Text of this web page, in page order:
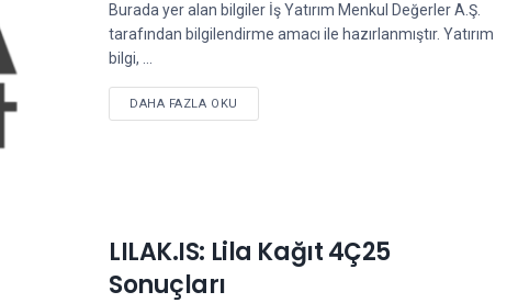
Burada yer alan bilgiler İş Yatırım Menkul Değerler A.Ş.
tarafından bilgilendirme amacı ile hazırlanmıştır. Yatırım
bilgi, ...
DAHA FAZLA OKU
LILAK.IS: Lila Kağıt 4Ç25
Sonuçları